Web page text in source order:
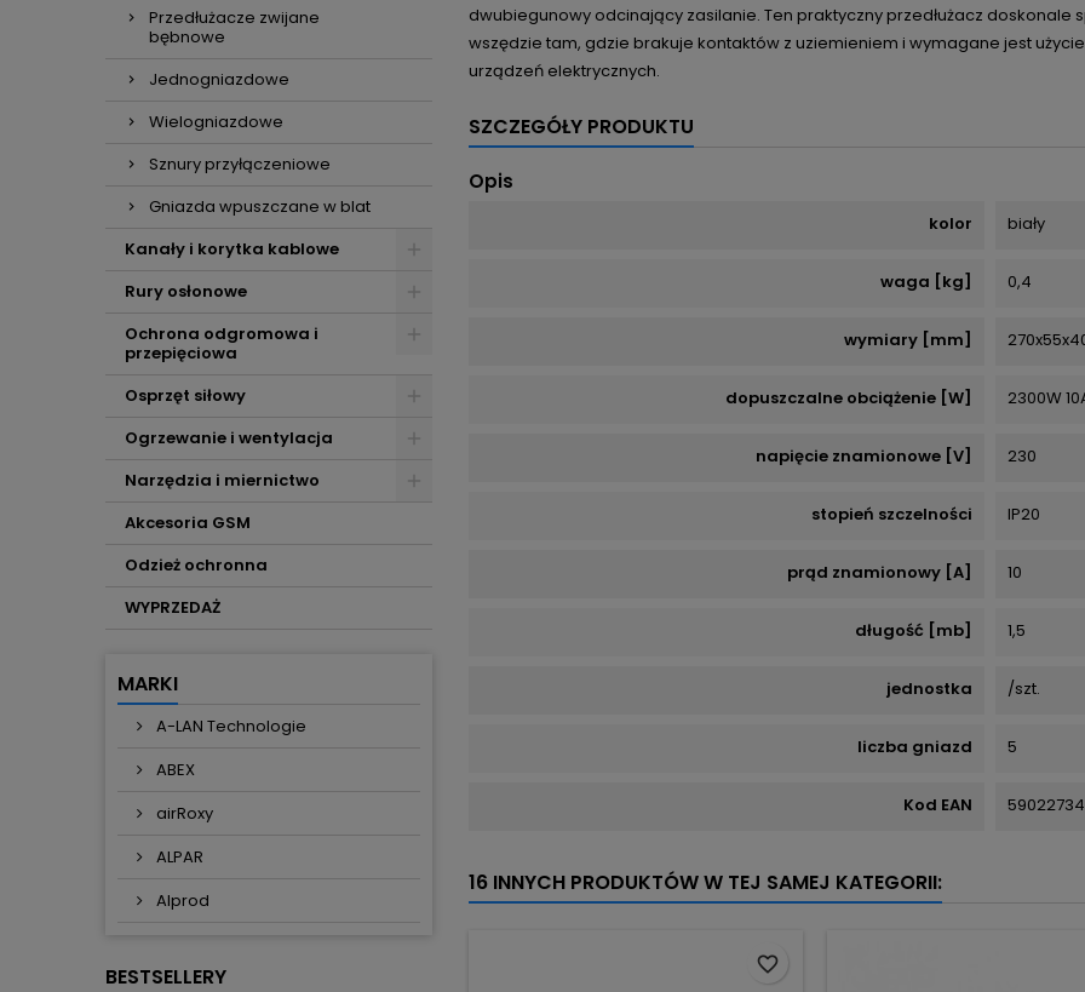
Przedłużacze zwijane
bębnowe
Jednogniazdowe
Wielogniazdowe
Sznury przyłączeniowe
Gniazda wpuszczane w blat
Kanały i korytka kablowe
Rury osłonowe
Ochrona odgromowa i
przepięciowa
Osprzęt siłowy
Ogrzewanie i wentylacja
Narzędzia i miernictwo
Akcesoria GSM
Odzież ochronna
WYPRZEDAŻ
MARKI
A-LAN Technologie
ABEX
airRoxy
ALPAR
Alprod
BESTSELLERY
dwubiegunowy odcinający zasilanie. Ten praktyczny przedłużacz doskonale
wszędzie tam, gdzie brakuje kontaktów z uziemieniem i wymagane jest
urządzeń elektrycznych.
SZCZEGÓŁY PRODUKTU
Opis
kolor biały
waga [kg] 0,4
wymiary [mm]
dopuszczalne obciążenie [W] 2300W
napięcie znamionowe [V] 230
stopień szczelności IP20
prąd znamionowy [A] 10
długość [mb] 1,5
jednostka /szt.
liczba gniazd 5
Kod EAN
16 INNYCH PRODUKTÓW W TEJ SAMEJ KATEGORII:
favorite_border